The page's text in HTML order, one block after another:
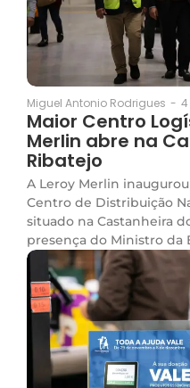
Miguel Antonio Rodrigues - 4
Maior Centro
Merlin abre na
Ribatejo
A Leroy Merlin
Centro de Distribuição
situado na Castanheira
presença do Ministro da